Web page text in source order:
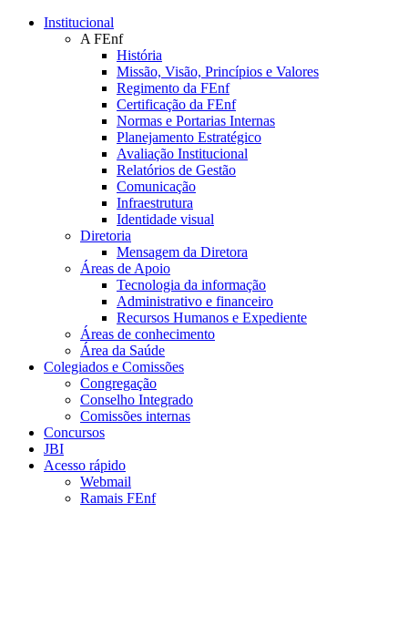
Conteúdo principal
Institucional
A FEnf
História
Missão, Visão, Princípios e Valores
Regimento da FEnf
Certificação da FEnf
Normas e Portarias Internas
Planejamento Estratégico
Avaliação Institucional
Relatórios de Gestão
Comunicação
Infraestrutura
Identidade visual
Diretoria
Mensagem da Diretora
Áreas de Apoio
Tecnologia da informação
Administrativo e financeiro
Recursos Humanos e Expediente
Áreas de conhecimento
Área da Saúde
Colegiados e Comissões
Congregação
Conselho Integrado
Comissões internas
Concursos
JBI
Acesso rápido
Webmail
Ramais FEnf